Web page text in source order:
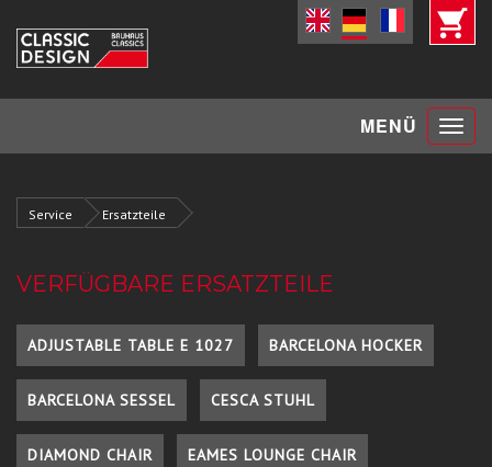
MENÜ Toggle
Service Ersatzteile
VERFÜGBARE ERSATZTEILE
ADJUSTABLE TABLE E 1027 BARCELONA HOCKER
BARCELONA SESSEL CESCA STUHL
DIAMOND CHAIR EAMES LOUNGE CHAIR